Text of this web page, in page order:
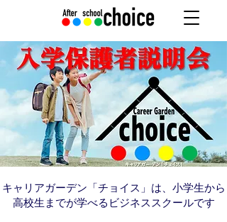
キャリアガーデン「チョイス」は、小学生から
高校生までが学べるビジネススクールです